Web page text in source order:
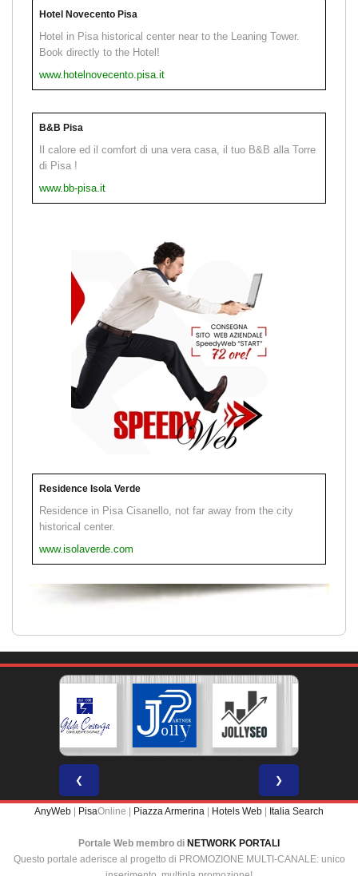
Hotel Novecento Pisa
Hotel in Pisa historical center near to the Leaning Tower.
Book directly to the Hotel!
www.hotelnovecento.pisa.it
B&B Pisa
Il calore ed il comfort di una vera casa, il tuo B&B alla Torre
di Pisa !
www.bb-pisa.it
Residence Isola Verde
Residence in Pisa Cisanello, not far away from the city
historical center.
www.isolaverde.com
❮ ❯
AnyWeb PisaOnline | Piazza Armerina Hotels Web Italia Search
Portale Web membro di NETWORK PORTALI
Questo portale aderisce al progetto di PROMOZIONE MULTI-CANALE: unico